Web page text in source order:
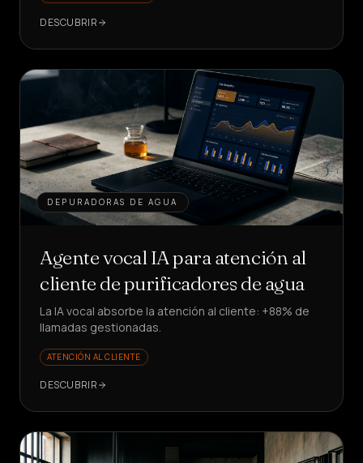
DESCUBRIR
DEPURADORAS DE AGUA
Agente vocal IA para atención al
cliente de purificadores de agua
La IA vocal absorbe la atención al cliente: +88% de
llamadas gestionadas.
ATENCIÓN AL CLIENTE
DESCUBRIR